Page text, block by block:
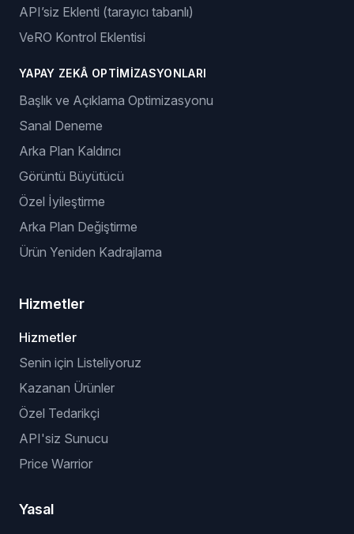
API’siz Eklenti (tarayıcı tabanlı)
VeRO Kontrol Eklentisi
YAPAY ZEKÂ OPTIMIZASYONLARI
Başlık ve Açıklama Optimizasyonu
Sanal Deneme
Arka Plan Kaldırıcı
Görüntü Büyütücü
Özel İyileştirme
Arka Plan Değiştirme
Ürün Yeniden Kadrajlama
Hizmetler
Hizmetler
Senin için Listeliyoruz
Kazanan Ürünler
Özel Tedarikçi
API'siz Sunucu
Price Warrior
Yasal